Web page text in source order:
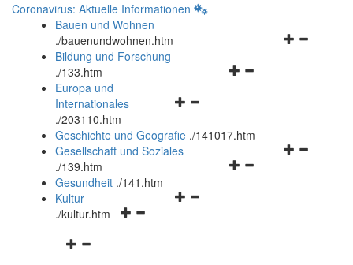
Coronavirus: Aktuelle Informationen
Bauen und Wohnen
./bauenundwohnen.htm
Navigationsmenü
Bildung und Forschung
./133.htm
Navigationsmenü
und
schließen
Europa und
Internationales
./203110.htm
Geschichte und Geografie ./141017.htm
Navigationsmenü
Gesellschaft und Soziales
./139.htm
Navigationsmenü
Gesundheit ./141.htm
Navigationsmenü
Kultur
./kultur.htm
Navigationsmenü